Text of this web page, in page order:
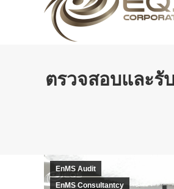
ตรวจสอบและรั
EnMS Audit
EnMS Consultantcy